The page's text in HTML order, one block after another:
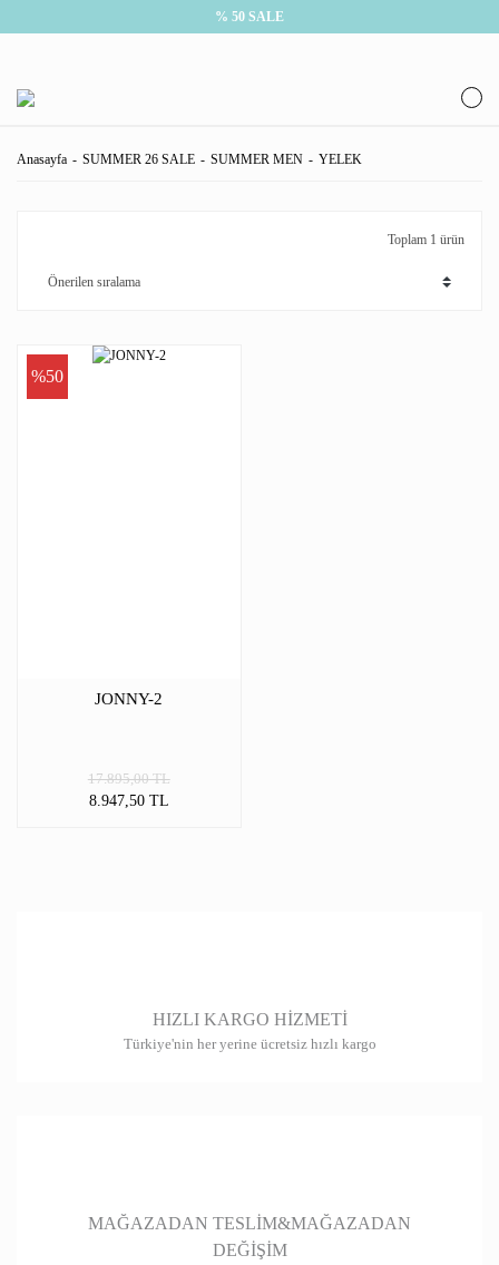
% 50 SALE
Anasayfa SUMMER 26 SALE SUMMER MEN YELEK
Toplam 1 ürün
JONNY-2
%50
8.947,50 TL
17.895,00 TL
HIZLI KARGO HİZMETİ
Türkiye'nin her yerine ücretsiz hızlı kargo
MAĞAZADAN TESLİM&MAĞAZADAN
DEĞİŞİM